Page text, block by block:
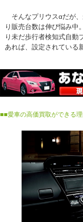
そんなプリウスαだが
り販売台数は伸び悩み中
り未だ歩行者検知式自動
あれば、設定されている
■■愛車の高価買取ができる